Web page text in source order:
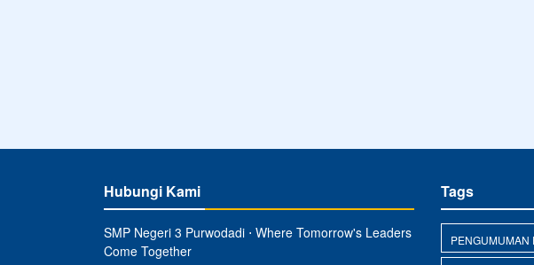
Hubungi Kami
SMP Negeri 3 Purwodadi ⋅ Where Tomorrow's Leaders
Come Together
Tags
PENGUMUMAN